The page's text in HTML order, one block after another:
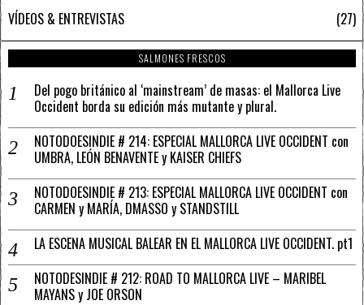
VÍDEOS & ENTREVISTAS
27
SALMONES FRESCOS
Del pogo británico al ‘mainstream’ de masas: el Mallorca Live
Occident borda su edición más mutante y plural.
NOTODOESINDIE # 214: ESPECIAL MALLORCA LIVE OCCIDENT con
UMBRA, LEÓN BENAVENTE y KAISER CHIEFS
NOTODOESINDIE # 213: ESPECIAL MALLORCA LIVE OCCIDENT con
CARMEN y MARÍA, DMASSO y STANDSTILL
LA ESCENA MUSICAL BALEAR EN EL MALLORCA LIVE OCCIDENT. pt1
NOTODESINDIE # 212: ROAD TO MALLORCA LIVE – MARIBEL
MAYANS y JOE ORSON